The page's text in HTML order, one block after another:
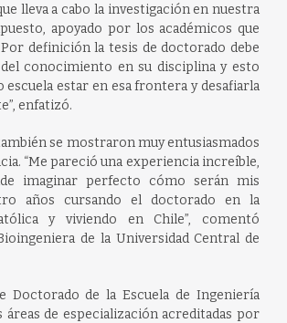
lleva a cabo la investigación en nuestra
apoyado por los académicos que
definición la tesis de doctorado debe
conocimiento en su disciplina y esto
escuela estar en esa frontera y desafiarla
enfatizó.
se mostraron muy entusiasmados
“Me pareció una experiencia increíble,
imaginar perfecto cómo serán mis
años cursando el doctorado en la
y viviendo en Chile”, comentó
de la Universidad Central de
Doctorado de la Escuela de Ingeniería
áreas de especialización acreditadas por